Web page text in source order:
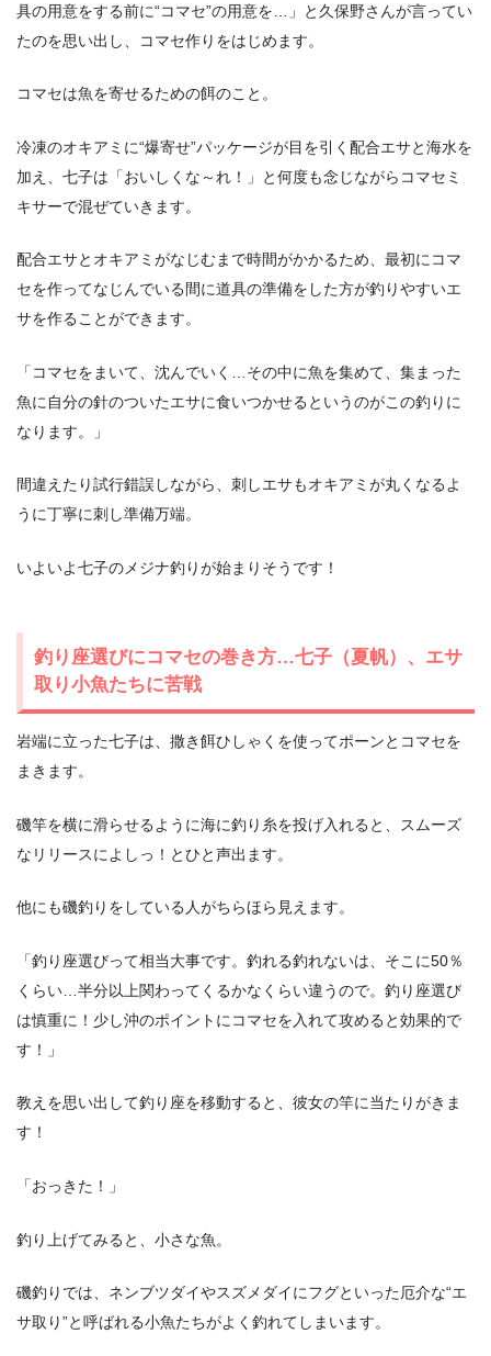
具の用意をする前に“コマセ”の用意を…」と久保野さんが言ってい
たのを思い出し、コマセ作りをはじめます。
コマセは魚を寄せるための餌のこと。
冷凍のオキアミに“爆寄せ”パッケージが目を引く配合エサと海水を
加え、七子は「おいしくな～れ！」と何度も念じながらコマセミ
キサーで混ぜていきます。
配合エサとオキアミがなじむまで時間がかかるため、最初にコマ
セを作ってなじんでいる間に道具の準備をした方が釣りやすいエ
サを作ることができます。
「コマセをまいて、沈んでいく…その中に魚を集めて、集まった
魚に自分の針のついたエサに食いつかせるというのがこの釣りに
なります。」
間違えたり試行錯誤しながら、刺しエサもオキアミが丸くなるよ
うに丁寧に刺し準備万端。
いよいよ七子のメジナ釣りが始まりそうです！
釣り座選びにコマセの巻き方…七子（夏帆）、エサ
取り小魚たちに苦戦
岩端に立った七子は、撒き餌ひしゃくを使ってポーンとコマセを
まきます。
磯竿を横に滑らせるように海に釣り糸を投げ入れると、スムーズ
なリリースによしっ！とひと声出ます。
他にも磯釣りをしている人がちらほら見えます。
「釣り座選びって相当大事です。釣れる釣れないは、そこに50％
くらい…半分以上関わってくるかなくらい違うので。釣り座選び
は慎重に！少し沖のポイントにコマセを入れて攻めると効果的で
す！」
教えを思い出して釣り座を移動すると、彼女の竿に当たりがきま
す！
「おっきた！」
釣り上げてみると、小さな魚。
磯釣りでは、ネンブツダイやスズメダイにフグといった厄介な“エ
サ取り”と呼ばれる小魚たちがよく釣れてしまいます。